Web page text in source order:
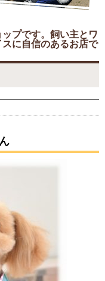
プです。飼い主とワ
に自信のあるお店で